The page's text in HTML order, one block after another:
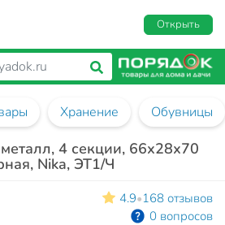
Открыть
Хранение Обувницы
4 секции, 66х28х70
Nika, ЭТ1/Ч
4.9•168 отзывов
0 вопросов